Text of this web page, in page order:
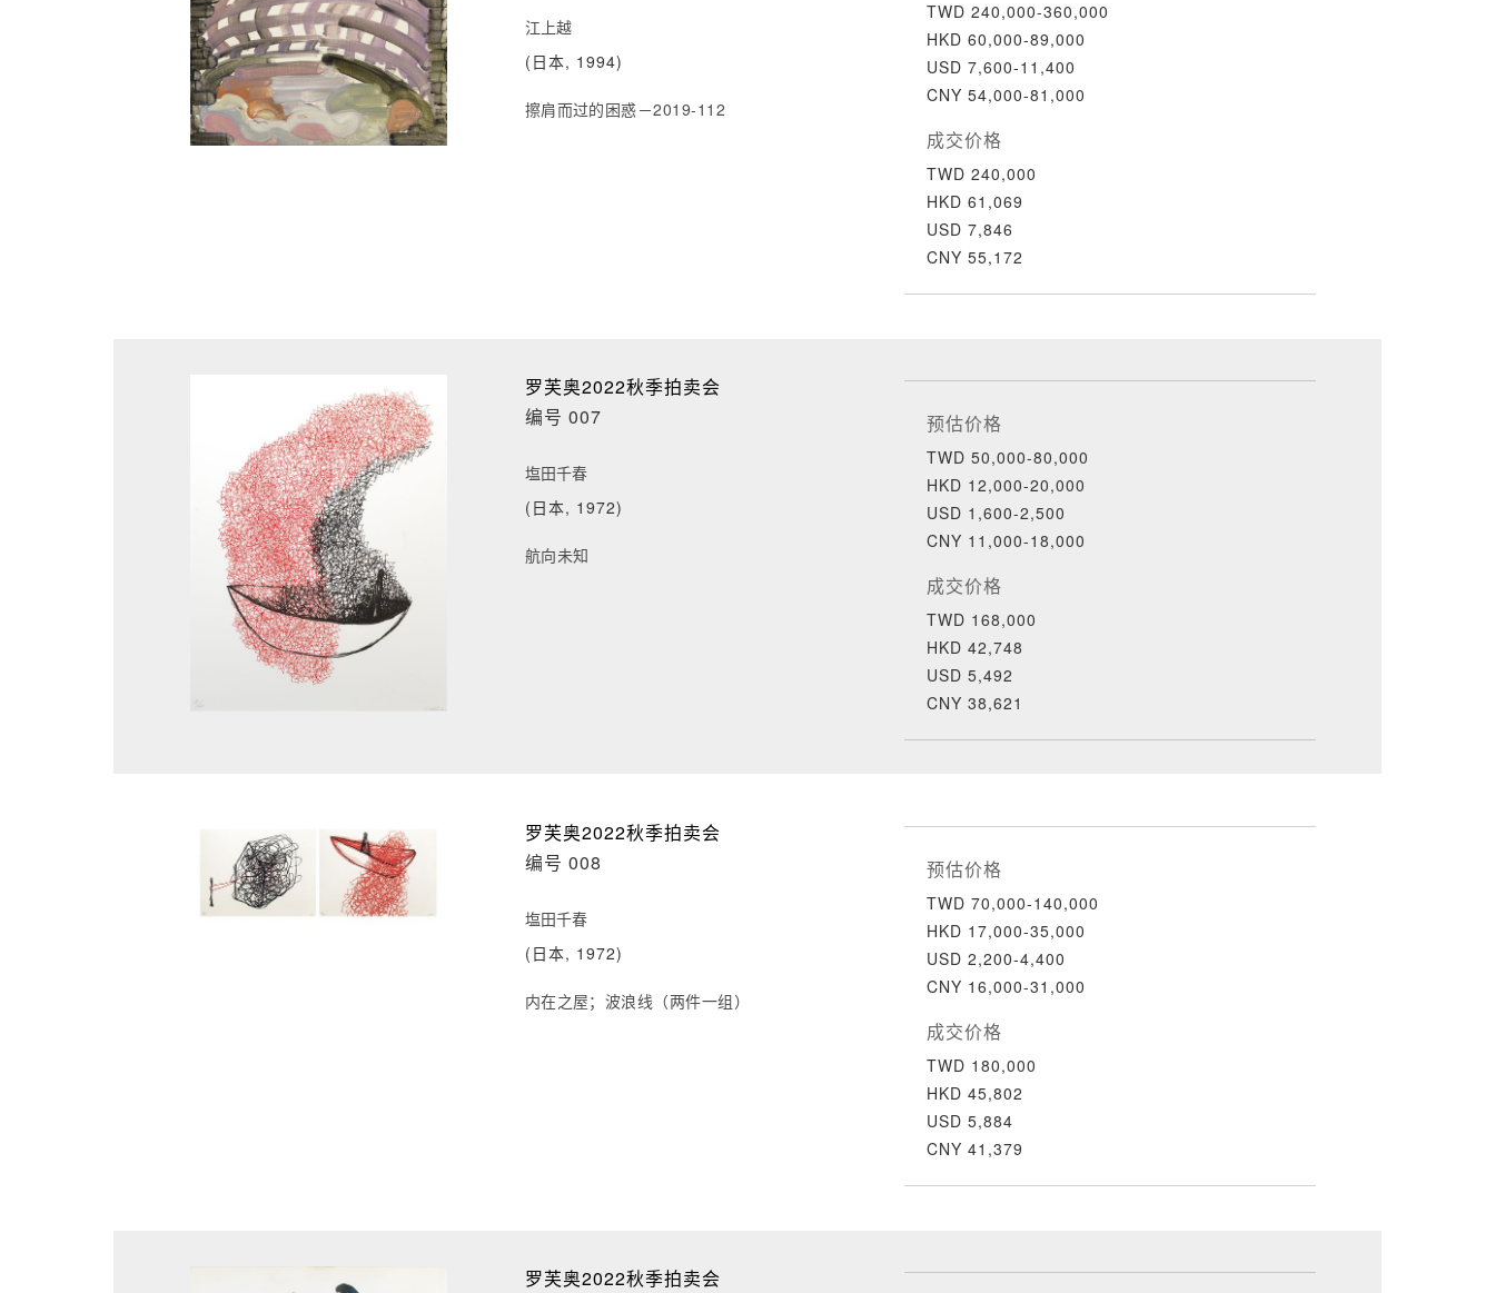
江上越
(日本, 1994)
擦肩而过的困惑－2019-112
TWD 240,000-360,000
HKD 60,000-89,000
USD 7,600-11,400
CNY 54,000-81,000
成交价格
TWD 240,000
HKD 61,069
USD 7,846
CNY 55,172
罗芙奥2022秋季拍卖会
编号 007
塩田千春
(日本, 1972)
航向未知
预估价格
TWD 50,000-80,000
HKD 12,000-20,000
USD 1,600-2,500
CNY 11,000-18,000
成交价格
TWD 168,000
HKD 42,748
USD 5,492
CNY 38,621
罗芙奥2022秋季拍卖会
编号 008
塩田千春
(日本, 1972)
内在之屋；波浪线（两件一组）
预估价格
TWD 70,000-140,000
HKD 17,000-35,000
USD 2,200-4,400
CNY 16,000-31,000
成交价格
TWD 180,000
HKD 45,802
USD 5,884
CNY 41,379
罗芙奥2022秋季拍卖会